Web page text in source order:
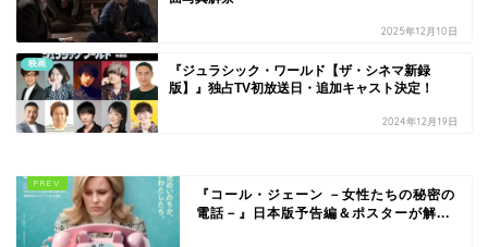
2025年12月10日
映画
『ジュラシック・ワールド【ザ・シネマ新録
版】』独占TV初放送日・追加キャスト決定！
2024年12月19日
『コール・ジェーン －女性たちの秘密の
電話－』日本版予告編＆ポスターが解...